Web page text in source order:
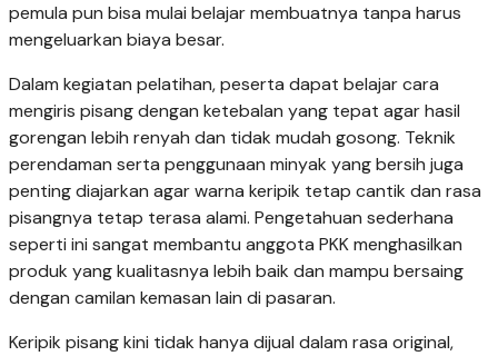
pemula pun bisa mulai belajar membuatnya tanpa harus
mengeluarkan biaya besar.
Dalam kegiatan pelatihan, peserta dapat belajar cara
mengiris pisang dengan ketebalan yang tepat agar hasil
gorengan lebih renyah dan tidak mudah gosong. Teknik
perendaman serta penggunaan minyak yang bersih juga
penting diajarkan agar warna keripik tetap cantik dan rasa
pisangnya tetap terasa alami. Pengetahuan sederhana
seperti ini sangat membantu anggota PKK menghasilkan
produk yang kualitasnya lebih baik dan mampu bersaing
dengan camilan kemasan lain di pasaran.
Keripik pisang kini tidak hanya dijual dalam rasa original,